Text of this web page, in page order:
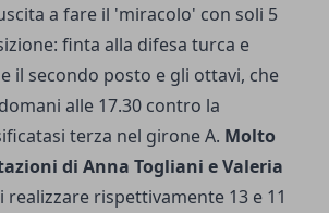
a fare il 'miracolo' con soli 5
finta alla difesa turca e
il secondo posto e gli ottavi, che
alle 17.30 contro la
terza nel girone A. Molto
di Anna Togliani e Valeria
realizzare rispettivamente 13 e 11